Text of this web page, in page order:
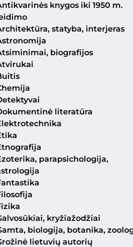
knygos iki 1950 m.
statyba, interjeras
biografijos
literatūra
parapsichologija,
kryžiažodžiai
biologija, botanika,
lietuvių autorių